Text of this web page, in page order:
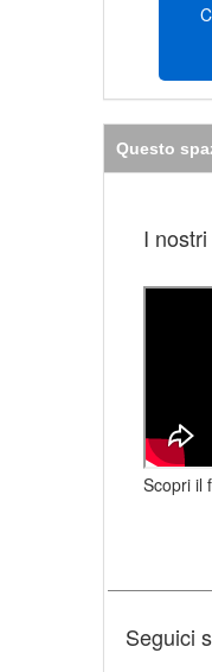
Questo
I
Scopri il
Seguici